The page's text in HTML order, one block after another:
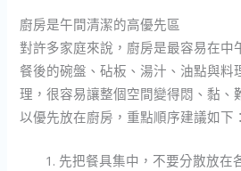
廚房是午間清潔的高優先區
對許多家庭來說，廚房是最容易在中
餐後的碗盤、砧板、湯汁、油點與料
理，很容易讓整個空間變得悶、黏、
以優先放在廚房，重點順序建議如下：
先把餐具集中，不要分散放在